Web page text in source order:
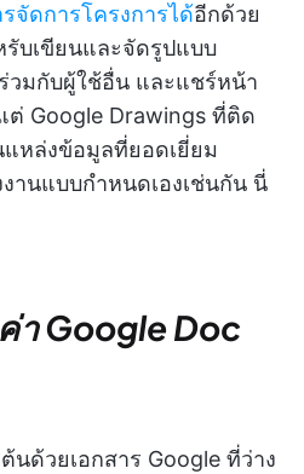
จัดการโครงการได้อีกด้วย
บเขียนและจัดรูปแบบ
วมกับผู้ใช้อื่น และแชร์หน้า
ต่ Google Drawings ที่ติด
หล่งข้อมูลที่ยอดเยี่ยม
านแบบกำหนดเองเช่นกัน นี่
า Google Doc
นด้วยเอกสาร Google ที่ว่าง